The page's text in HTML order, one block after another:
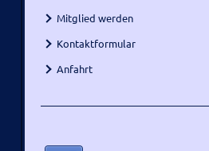
Mitglied werden
Kontaktformular
Anfahrt